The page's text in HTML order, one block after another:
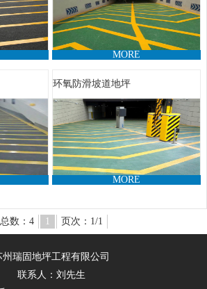
MORE
环氧防滑坡道地坪
MORE
总数：4 1 页次：1/1
州瑞固地坪工程有限公司
联系人：刘先生